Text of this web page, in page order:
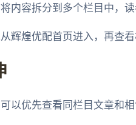
内容拆分到多个栏目中，
辉煌优配首页进入，再查
以优先查看同栏目文章和